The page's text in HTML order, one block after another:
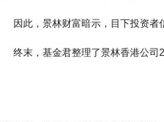
此，景林财富暗示，目下投资者信
末，基金君整理了景林香港公司